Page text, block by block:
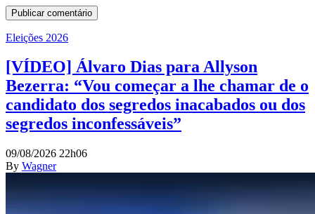
Eleições 2026
[VÍDEO] Álvaro Dias para Allyson
Bezerra: “Vou começar a lhe chamar de o
candidato dos segredos inacabados ou dos
segredos inconfessáveis”
09/08/2026 22h06
By Wagner